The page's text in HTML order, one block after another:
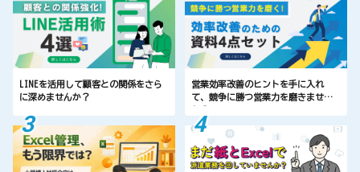
LINEを活用して顧客との関係をさら
に深めませんか？
営業効率改善のヒントを手に入れ
て、競争に勝つ営業力を磨きません
3 4